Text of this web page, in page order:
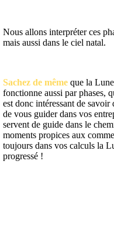
Nous allons interpréter ces
mais aussi dans le ciel natal.
Sachez de même que la
fonctionne aussi par phases,
est donc intéressant de
de vous guider dans vos
servent de guide dans le
moments propices aux
toujours dans vos calculs la
progressé !